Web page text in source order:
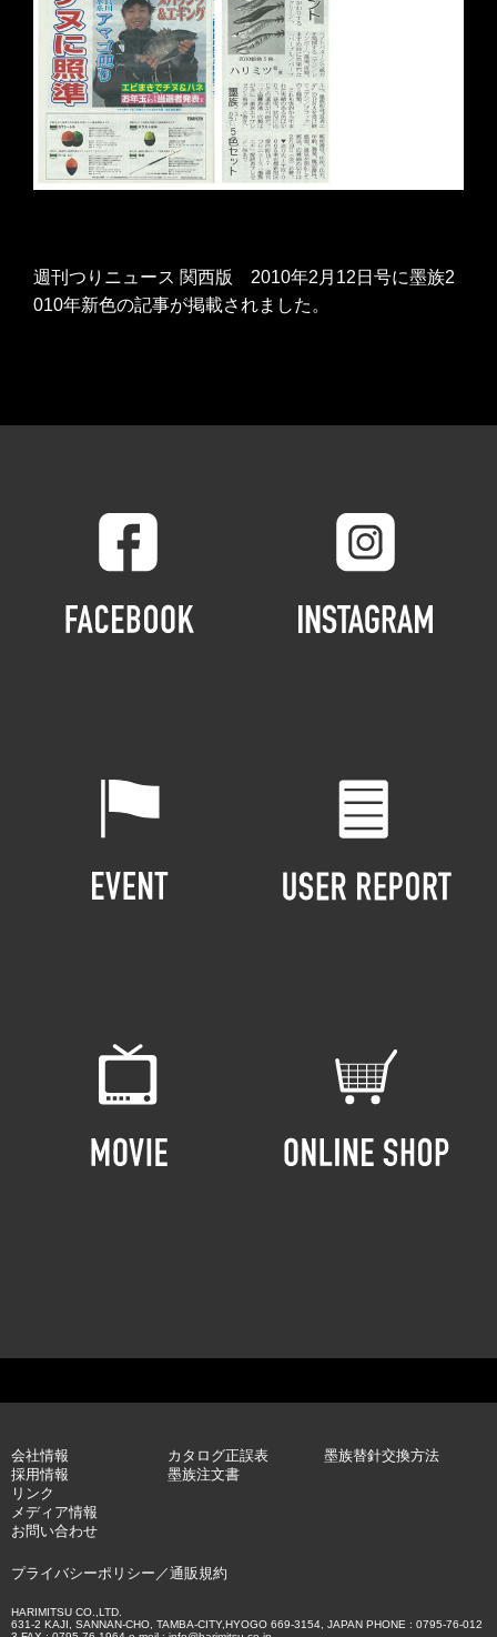
週刊つりニュース 関西版 2010年2月12日号に墨族2
010年新色の記事が掲載されました。
会社情報
採用情報
リンク
メディア情報
お問い合わせ
カタログ正誤表
墨族注文書
墨族替針交換方法
プライバシーポリシー ／通販規約
HARIMITSU CO.,LTD.
631-2 KAJI, SANNAN-CHO, TAMBA-CITY,HYOGO 669-3154, JAPAN PHONE : 0795-76-012